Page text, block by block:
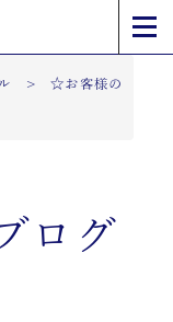
>☆お客様の
ログ